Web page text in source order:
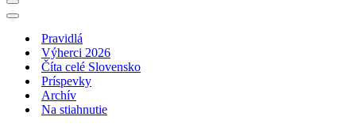
Menu
navigácie
Menu
navigáciePravidlá
Výherci 2026
Číta celé Slovensko
Príspevky
Archív
Na stiahnutie